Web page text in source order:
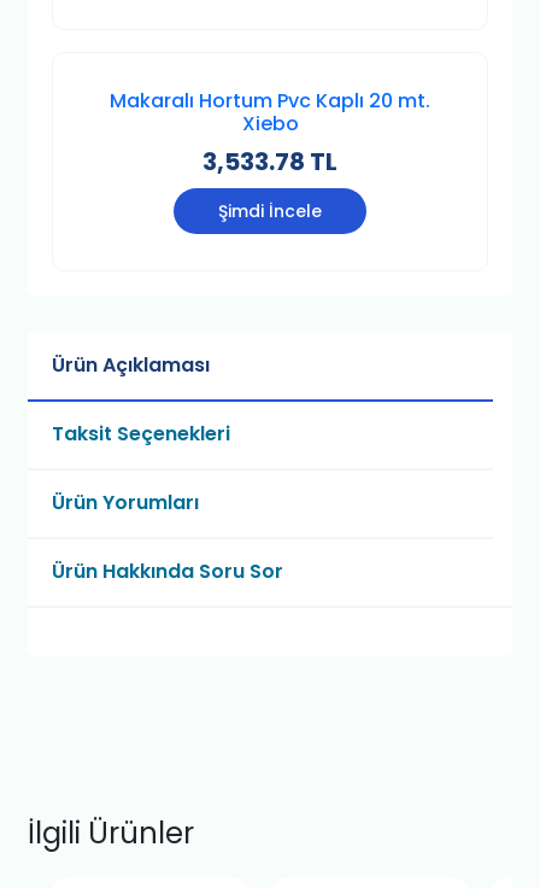
Makaralı Hortum Pvc Kaplı 20 mt.
Xiebo
3,533.78 TL
Şimdi İncele
Ürün Açıklaması
Taksit Seçenekleri
Ürün Yorumları
Ürün Hakkında Soru Sor
İlgili Ürünler